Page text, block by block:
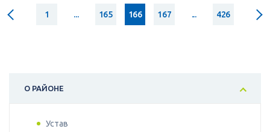
1 ... 165 166 167 ... 426
О РАЙОНЕ
Устав